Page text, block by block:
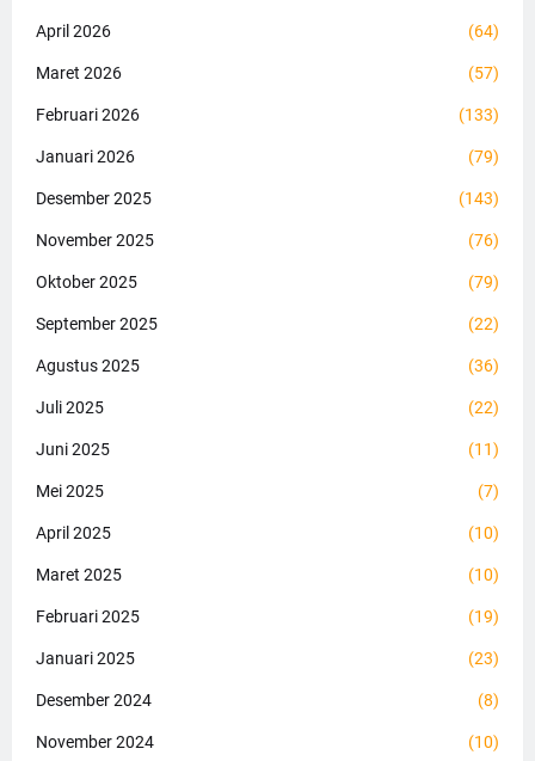
April 2026 (64)
Maret 2026 (57)
Februari 2026 (133)
Januari 2026 (79)
Desember 2025 (143)
November 2025 (76)
Oktober 2025 (79)
September 2025 (22)
Agustus 2025 (36)
Juli 2025 (22)
Juni 2025 (11)
Mei 2025 (7)
April 2025 (10)
Maret 2025 (10)
Februari 2025 (19)
Januari 2025 (23)
Desember 2024 (8)
November 2024 (10)